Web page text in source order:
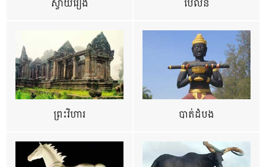
ស្វាយរៀង ប៉ៃលិន
ព្រះវិហារ បាត់ដំបង